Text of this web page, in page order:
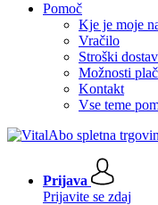
Pomoč
Kje je moje
Vračilo
Stroški
Možnosti
Kontakt
Vse teme
Prijava
Prijavite se zdaj